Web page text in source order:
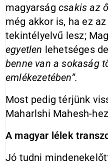
magyarság csakis az ő
még akkor is, ha ez
tekintélyelvű lesz;
egyetlen lehetséges
benne van a sokaság
emlékezetében”.
Most pedig térjünk
Maharlshi Mahesh-
A magyar lélek
Jó tudni